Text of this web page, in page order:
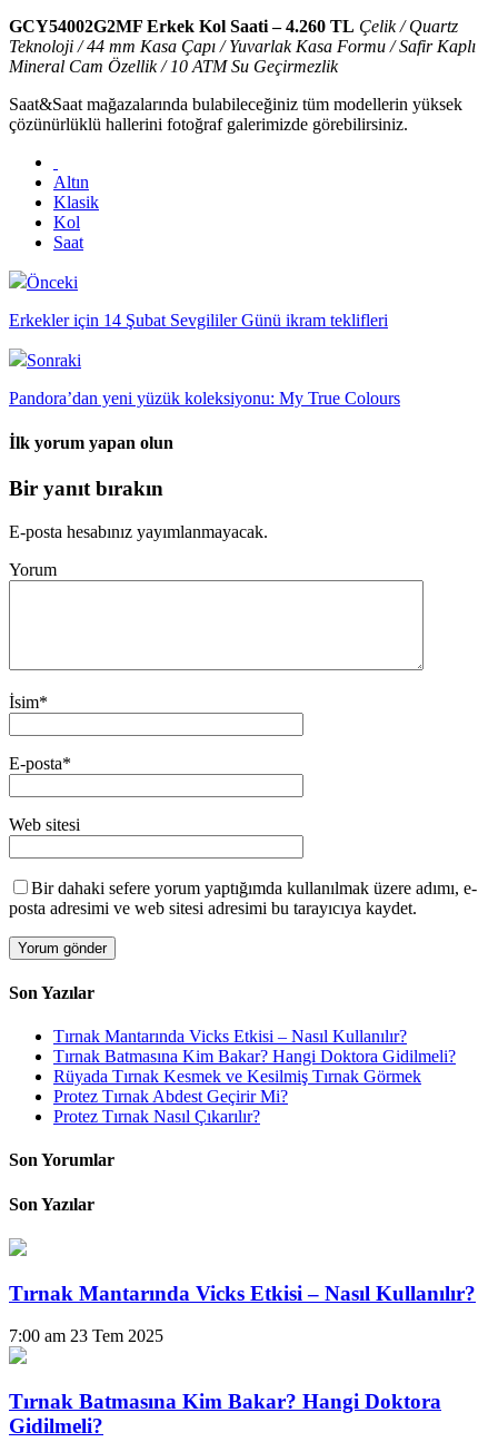
GCY54002G2MF Erkek Kol Saati – 4.260 TL Çelik / Quartz
Teknoloji / 44 mm Kasa Çapı / Yuvarlak Kasa Formu / Safir Kaplı
Mineral Cam Özellik / 10 ATM Su Geçirmezlik
Saat&Saat mağazalarında bulabileceğiniz tüm modellerin yüksek
çözünürlüklü hallerini fotoğraf galerimizde görebilirsiniz.
Altın
Klasik
Kol
Saat
Önceki
Erkekler için 14 Şubat Sevgililer Günü ikram teklifleri
Sonraki
Pandora’dan yeni yüzük koleksiyonu: My True Colours
İlk yorum yapan olun
Bir yanıt bırakın
E-posta hesabınız yayımlanmayacak.
Yorum
İsim*
E-posta*
Web sitesi
Bir dahaki sefere yorum yaptığımda kullanılmak üzere adımı, e-
posta adresimi ve web sitesi adresimi bu tarayıcıya kaydet.
Son Yazılar
Tırnak Mantarında Vicks Etkisi – Nasıl Kullanılır?
Tırnak Batmasına Kim Bakar? Hangi Doktora Gidilmeli?
Rüyada Tırnak Kesmek ve Kesilmiş Tırnak Görmek
Protez Tırnak Abdest Geçirir Mi?
Protez Tırnak Nasıl Çıkarılır?
Son Yorumlar
Son Yazılar
Tırnak Mantarında Vicks Etkisi – Nasıl Kullanılır?
7:00 am 23 Tem 2025
Tırnak Batmasına Kim Bakar? Hangi Doktora
Gidilmeli?